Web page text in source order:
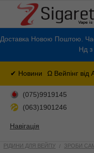
Доставка Новою Поштою.
Нд
✔ Новини Ω Вейпінг від
(075)9919145
(063)1901246
Навігація
РІДИНИ ДЛЯ ВЕЙПУ ЗРОБИ